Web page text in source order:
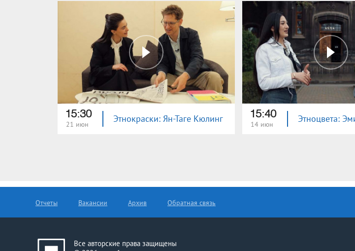
15:30
21 июн Этнокраски: Ян-Таге Кюлинг 15:40
14 июн Этноцвета:
Отчеты Вакансии Архив Обратная связь
Все авторские права защищены